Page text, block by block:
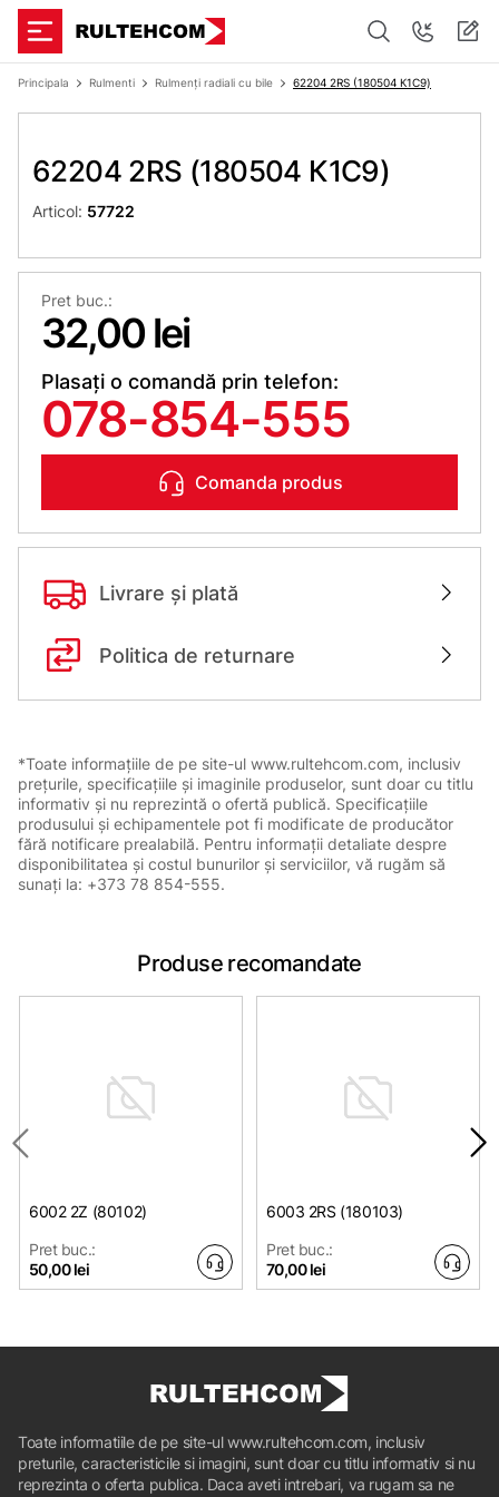
Principala Rulmenti Rulmenți radiali cu bile 62204 2RS (180504 К1С9)
62204 2RS (180504 К1С9)
Articol: 57722
Pret buc.:
32,00 lei
Plasați o comandă prin telefon:
078-854-555
Comanda produs
Livrare și plată
Politica de returnare
*Toate informațiile de pe site-ul www.rultehcom.com, inclusiv
prețurile, specificațiile și imaginile produselor, sunt doar cu titlu
informativ și nu reprezintă o ofertă publică. Specificațiile
produsului și echipamentele pot fi modificate de producător
fără notificare prealabilă. Pentru informații detaliate despre
disponibilitatea și costul bunurilor și serviciilor, vă rugăm să
sunați la: +373 78 854-555.
Produse recomandate
6002 2Z (80102)
Pret buc.:
50,00 lei
6003 2RS (180103)
Pret buc.:
70,00 lei
Toate informatiile de pe site-ul www.rultehcom.com, inclusiv
preturile, caracteristicile si imagini, sunt doar cu titlu informativ si nu
reprezinta o oferta publica. Daca aveti intrebari, va rugam sa ne